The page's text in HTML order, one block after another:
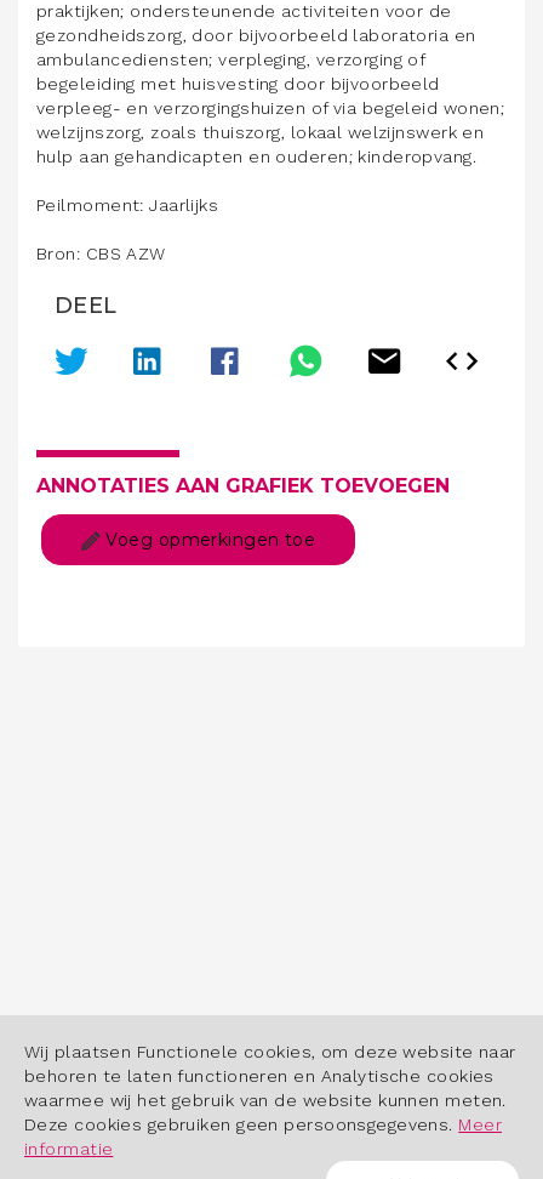
Wij plaatsen Functionele cookies, om deze website naar
behoren te laten functioneren en Analytische cookies
waarmee wij het gebruik van de website kunnen meten.
Deze cookies gebruiken geen persoonsgegevens. Meer
informatie
praktijken; ondersteunende activiteiten voor de
gezondheidszorg, door bijvoorbeeld laboratoria en
ambulancediensten; verpleging, verzorging of
begeleiding met huisvesting door bijvoorbeeld
verpleeg- en verzorgingshuizen of via begeleid wonen;
welzijnszorg, zoals thuiszorg, lokaal welzijnswerk en
hulp aan gehandicapten en ouderen; kinderopvang.
Peilmoment: Jaarlijks
Bron: CBS AZW
DEEL
ANNOTATIES AAN GRAFIEK TOEVOEGEN
Voeg opmerkingen toe